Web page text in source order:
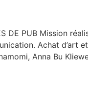
DE PUB Mission
Achat d’art
Anna Bu